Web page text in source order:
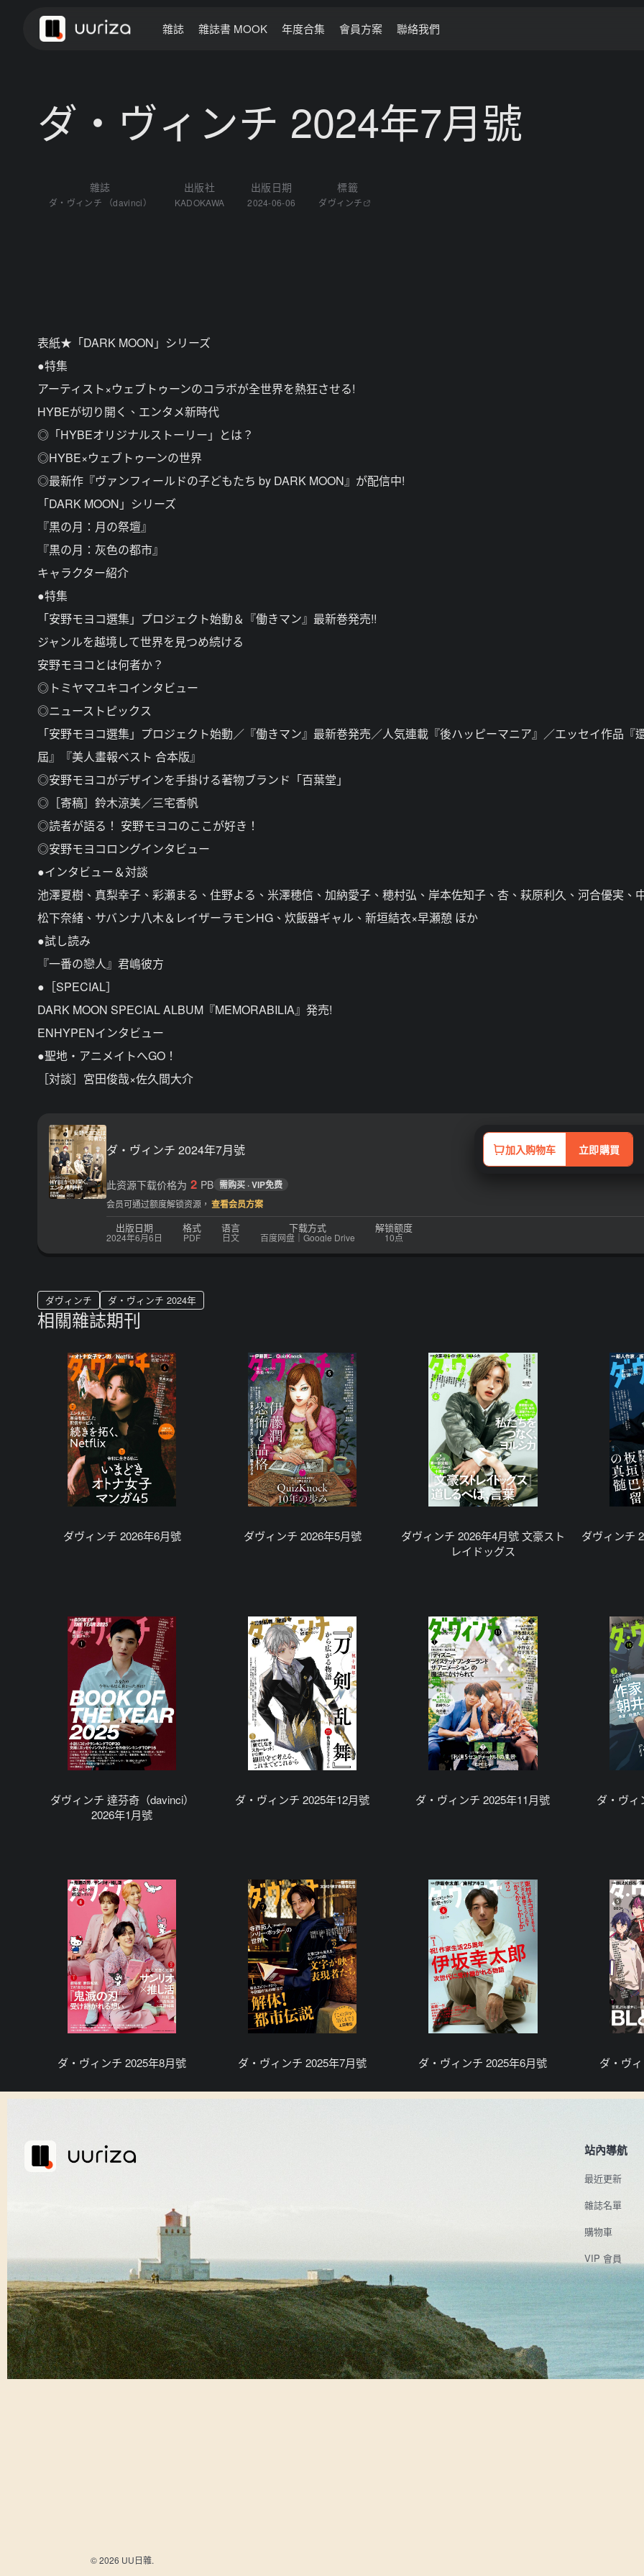
雜誌 雜誌書 MOOK 年度合集 會員方案 聯絡我們
ダ・ヴィンチ 2024年7月號
雜誌
ダ・ヴィンチ （davinci）
出版社
KADOKAWA
出版日期
2024-06-06
標籤
ダヴィンチ
表紙★「DARK MOON」シリーズ
●特集
アーティスト×ウェブトゥーンのコラボが全世界を熱狂させる!
HYBEが切り開く、エンタメ新時代
◎「HYBEオリジナルストーリー」とは？
◎HYBE×ウェブトゥーンの世界
◎最新作『ヴァンフィールドの子どもたち by DARK MOON』が配信中!
「DARK MOON」シリーズ
『黒の月：月の祭壇』
『黒の月：灰色の都市』
キャラクター紹介
●特集
「安野モヨコ選集」プロジェクト始動＆『働きマン』最新巻発売!!
ジャンルを越境して世界を見つめ続ける
安野モヨコとは何者か？
◎トミヤマユキコインタビュー
◎ニューストピックス
「安野モヨコ選集」プロジェクト始動／『働きマン』最新巻発売／人気連載『後ハッピーマニア』／エッセイ作品『
屆』『美人畫報ベスト 合本版』
◎安野モヨコがデザインを手掛ける著物ブランド「百葉堂」
◎［寄稿］鈴木涼美／三宅香帆
◎読者が語る！ 安野モヨコのここが好き！
◎安野モヨコロングインタビュー
●インタビュー＆対談
池澤夏樹、真梨幸子、彩瀬まる、住野よる、米澤穂信、加納愛子、穂村弘、岸本佐知子、杏、萩原利久、河合優実、
松下奈緒、サバンナ八木＆レイザーラモンHG、炊飯器ギャル、新垣結衣×早瀬憩 ほか
●試し読み
『一番の戀人』君嶋彼方
●［SPECIAL］
DARK MOON SPECIAL ALBUM『MEMORABILIA』発売!
ENHYPENインタビュー
●聖地・アニメイトへGO！
［対談］宮田俊哉×佐久間大介
ダ・ヴィンチ 2024年7月號 加入购物车 立即購買
此资源下载价格为 2 PB 需购买 · VIP免费
会员可通过额度解锁资源， 查看会员方案
出版日期
2024年6月6日
格式
PDF
语言
日文
下载方式
百度网盘｜Google Drive
解锁额度
10点
ダヴィンチ ダ・ヴィンチ 2024年
相關雜誌期刊
ダヴィンチ 2026年6月號 ダヴィンチ 2026年5月號
ダヴィンチ 2026年4月號 文豪スト
レイドッグス
ダヴィンチ
ダヴィンチ 達芬奇（davinci）
2026年1月號
ダ・ヴィンチ 2025年12月號 ダ・ヴィンチ 2025年11月號 ダ・ヴィ
ダ・ヴィンチ 2025年8月號 ダ・ヴィンチ 2025年7月號 ダ・ヴィンチ 2025年6月號 ダ・ヴ
站內導航
最近更新
雜誌名單
購物車
VIP 會員
© 2026 UU日雜.